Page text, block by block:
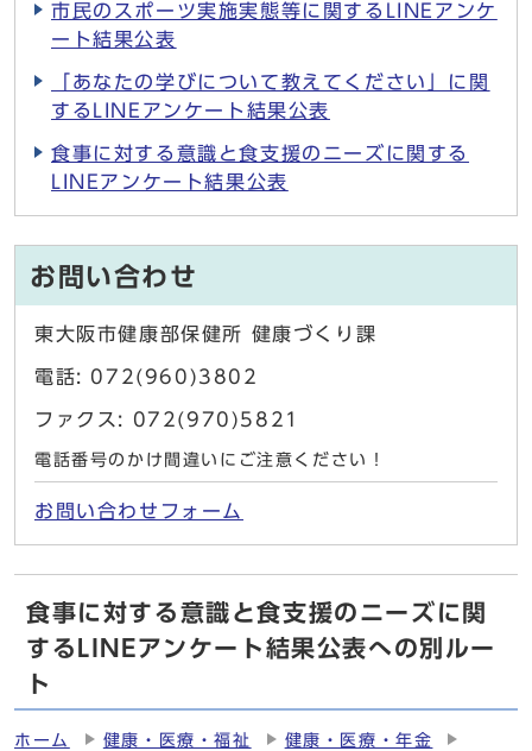
市民のスポーツ実施実態等に関するLINEアンケ
ート結果公表
「あなたの学びについて教えてください」に関
するLINEアンケート結果公表
食事に対する意識と食支援のニーズに関する
LINEアンケート結果公表
お問い合わせ
東大阪市健康部保健所 健康づくり課
電話: 072(960)3802
ファクス: 072(970)5821
電話番号のかけ間違いにご注意ください！
お問い合わせフォーム
食事に対する意識と食支援のニーズに関
するLINEアンケート結果公表への別ルー
ト
ホーム 健康・医療・福祉
健康・医療・年金